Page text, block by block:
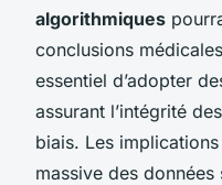
algorithmiques
conclusions
essentiel d’adopter
assurant l’intégrité
biais. Les
massive des